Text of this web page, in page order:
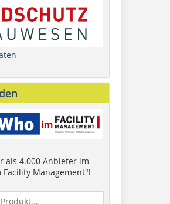
als 4.000 Anbieter im
Facility Management"!